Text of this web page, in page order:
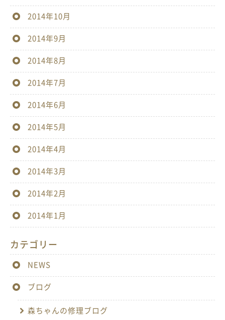
2014年10月
2014年9月
2014年8月
2014年7月
2014年6月
2014年5月
2014年4月
2014年3月
2014年2月
2014年1月
カテゴリー
NEWS
ブログ
森ちゃんの修理ブログ